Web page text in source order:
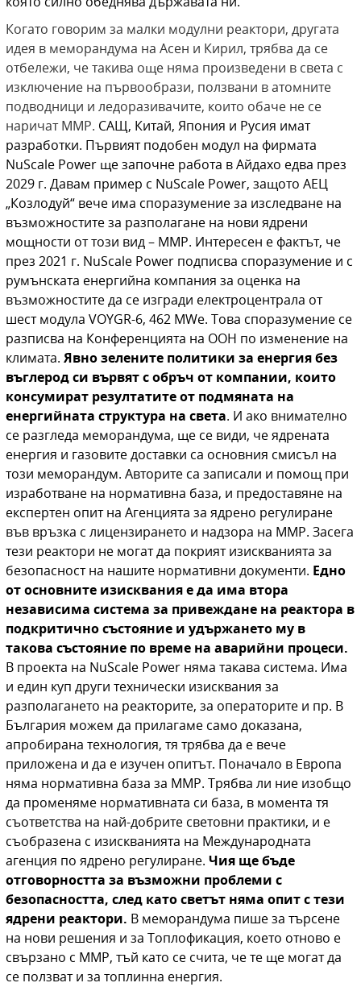
Когато говорим за малки модулни реактори, другата
идея в меморандума на Асен и Кирил, трябва да се
отбележи, че такива още няма произведени в света с
изключение на първообрази, ползвани в атомните
подводници и ледоразивачите, които обаче не се
наричат ММР. САЩ, Китай, Япония и Русия имат
разработки. Първият подобен модул на фирмата
NuScale Power ще започне работа в Айдахо едва през
2029 г. Давам пример с NuScale Power, защото АЕЦ
„Козлодуй“ вече има споразумение за изследване на
възможностите за разполагане на нови ядрени
мощности от този вид – ММР. Интересен е фактът, че
през 2021 г. NuScale Power подписва споразумение и с
румънската енергийна компания за оценка на
възможностите да се изгради електроцентрала от
шест модула VOYGR-6, 462 MWe. Това споразумение се
разписва на Конференцията на ООН по изменение на
климата. Явно зелените политики за енергия без
въглерод си вървят с обръч от компании, които
консумират резултатите от подмяната на
енергийната структура на света. И ако внимателно
се разгледа меморандума, ще се види, че ядрената
енергия и газовите доставки са основния смисъл на
този меморандум. Авторите са записали и помощ при
изработване на нормативна база, и предоставяне на
експертен опит на Агенцията за ядрено регулиране
във връзка с лицензирането и надзора на ММР. Засега
тези реактори не могат да покрият изискванията за
безопасност на нашите нормативни документи. Едно
от основните изисквания е да има втора
независима система за привеждане на реактора в
подкритично състояние и удържането му в
такова състояние по време на аварийни процеси.
В проекта на NuScale Power няма такава система. Има
и един куп други технически изисквания за
разполагането на реакторите, за операторите и пр. В
България можем да прилагаме само доказана,
апробирана технология, тя трябва да е вече
приложена и да е изучен опитът. Поначало в Европа
няма нормативна база за ММР. Трябва ли ние изобщо
да променяме нормативната си база, в момента тя
съответства на най-добрите световни практики, и е
съобразена с изискванията на Международната
агенция по ядрено регулиране. Чия ще бъде
отговорността за възможни проблеми с
безопасността, след като светът няма опит с тези
ядрени реактори. В меморандума пише за търсене
на нови решения и за Топлофикация, което отново е
свързано с ММР, тъй като се счита, че те ще могат да
се ползват и за топлинна енергия.